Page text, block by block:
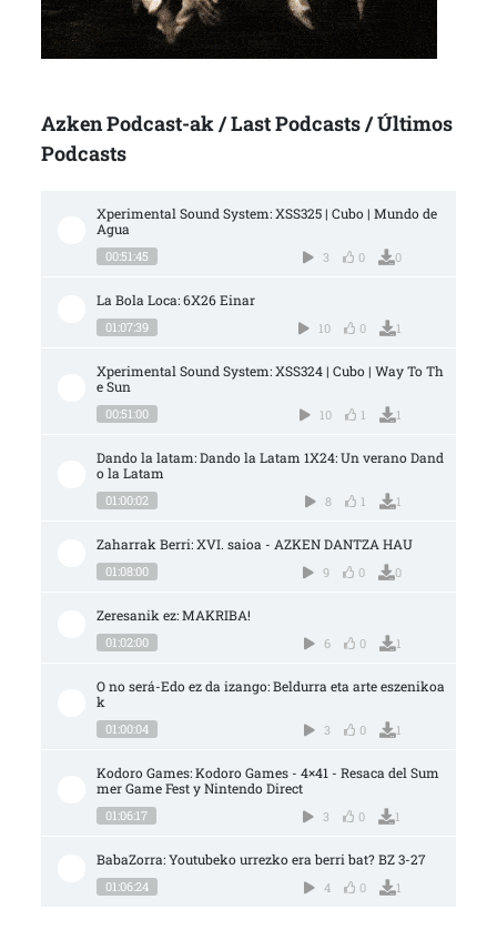
Azken Podcast-ak / Last Podcasts / Últimos
Podcasts
Xperimental Sound System: XSS325 | Cubo | Mundo de
Agua
00:51:45 3 0 0
La Bola Loca: 6X26 Einar
01:07:39 10 0 1
Xperimental Sound System: XSS324 | Cubo | Way To Th
e Sun
00:51:00 10 1 1
Dando la latam: Dando la Latam 1X24: Un verano Dand
o la Latam
01:00:02 8 1 1
Zaharrak Berri: XVI. saioa - AZKEN DANTZA HAU
01:08:00 9 0 0
Zeresanik ez: MAKRIBA!
01:02:00 6 0 1
O no será-Edo ez da izango: Beldurra eta arte eszenikoa
k
01:00:04 3 0 1
Kodoro Games: Kodoro Games - 4×41 - Resaca del Sum
mer Game Fest y Nintendo Direct
01:06:17 3 0 1
BabaZorra: Youtubeko urrezko era berri bat? BZ 3-27
01:06:24 4 0 1